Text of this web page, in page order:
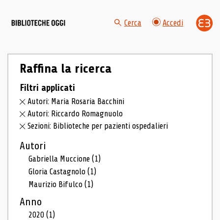
Cerca Accedi
Raffina la ricerca
Filtri applicati
Autori: Maria Rosaria Bacchini
Autori: Riccardo Romagnuolo
Sezioni: Biblioteche per pazienti ospedalieri
Autori
Gabriella Muccione(1)
Gloria Castagnolo(1)
Maurizio Bifulco(1)
Anno
2020(1)